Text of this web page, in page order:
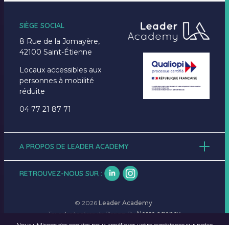
SIÈGE SOCIAL
8 Rue de la Jomayère,
42100 Saint-Étienne
Locaux accessibles aux
personnes à mobilité
réduite
04 77 21 87 71
A PROPOS DE LEADER ACADEMY
Formations
RETROUVEZ-NOUS SUR :
© 2026Leader Academy
Tous droits réservés Design ByNorse agency